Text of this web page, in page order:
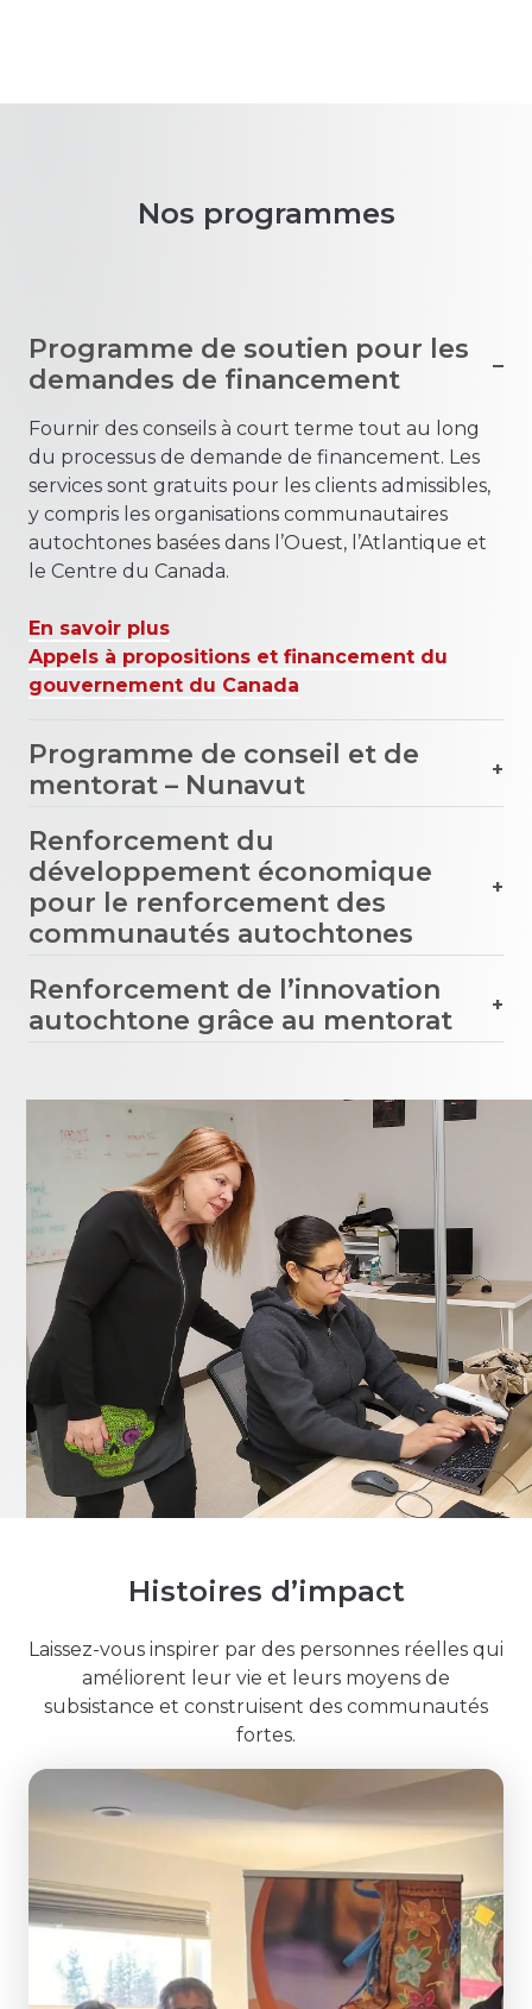
Nos programmes
Programme de soutien pour les
demandes de financement
Fournir des conseils à court terme tout au long
du processus de demande de financement. Les
services sont gratuits pour les clients admissibles,
y compris les organisations communautaires
autochtones basées dans l’Ouest, l’Atlantique et
le Centre du Canada.
En savoir plus
Appels à propositions et financement du
gouvernement du Canada
Programme de conseil et de
mentorat – Nunavut
Renforcement du
développement économique
pour le renforcement des
communautés autochtones
Renforcement de l’innovation
autochtone grâce au mentorat
Histoires d’impact
Laissez-vous inspirer par des personnes réelles qui
améliorent leur vie et leurs moyens de
subsistance et construisent des communautés
fortes.